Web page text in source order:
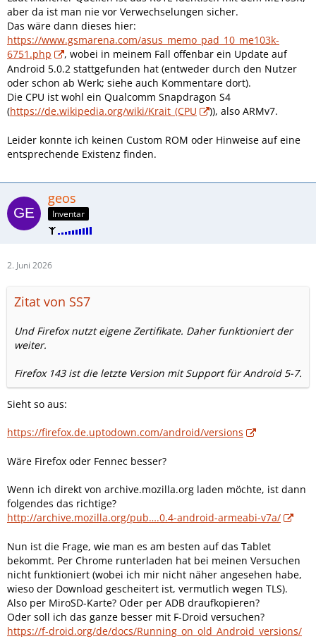
aber da ist man nie vor Verwechselungen sicher.
Das wäre dann dieses hier:
https://www.gsmarena.com/asus_memo_pad_10_me103k-
6751.php
, wobei in meinem Fall offenbar ein Update auf
Android 5.0.2 stattgefunden hat (entweder durch den Nutzer
oder schon ab Werk; siehe auch Kommentare dort).
Die CPU ist wohl ein Qualcomm Snapdragon S4
(https://de.wikipedia.org/wiki/Krait_(CPU )), also ARMv7.
Leider konnte ich keinen Custom ROM oder Hinweise auf eine
entsprechende Existenz finden.
geos
Inventar
2. Juni 2026
Zitat von SS7
Und Firefox nutzt eigene Zertifikate. Daher funktioniert der
weiter.
Firefox 143 ist die letzte Version mit Support für Android 5-7.
Sieht so aus:
https://firefox.de.uptodown.com/android/versions
Wäre Firefox oder Fennec besser?
Wenn ich direkt von archive.mozilla.org laden möchte, ist dann
folgendes das richtige?
http://archive.mozilla.org/pub….0.4-android-armeabi-v7a/
Nun ist die Frage, wie man es am besten auf das Tablet
bekommt. Per Chrome runterladen hat bei meinen Versuchen
nicht funktioniert (wobei ich mir nicht näher angesehen habe,
wieso der Download gescheitert ist, vermutlich wegen TLS).
Also per MiroSD-Karte? Oder per ADB draufkopieren?
Oder soll ich das ganze besser mit F-Droid versuchen?
https://f-droid.org/de/docs/Running_on_old_Android_versions/